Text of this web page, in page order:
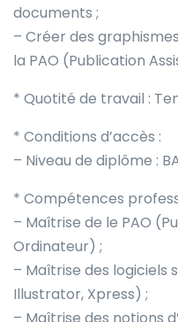
documents ;
– Créer des
la PAO (Publication
* Quotité de travail :
* Conditions d’accès :
– Niveau de diplôme :
* Compétences
– Maîtrise de le PAO
Ordinateur) ;
– Maîtrise des logiciels
Illustrator, Xpress) ;
– Maîtrise des notions